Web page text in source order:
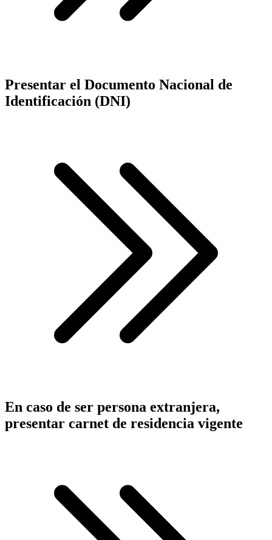
Presentar el Documento Nacional de
Identificación (DNI)
En caso de ser persona extranjera,
presentar carnet de residencia vigente